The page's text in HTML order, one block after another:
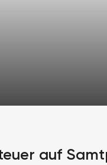
auf